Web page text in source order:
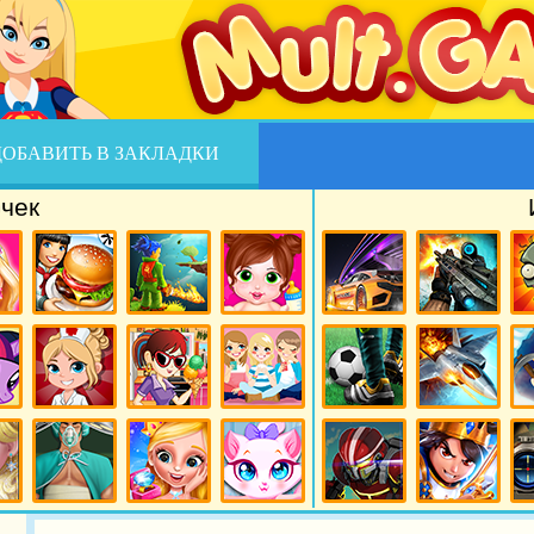
В ЗАКЛАДКИ
Игры
Готовим Еду
для девочек
Игры
Бродилки
Игры уход
за
малышами
Игры
больница
Игры кухня
Сары
Игры тесты
Игры
Игры
Игры кошки
Игры Гонки
Игры
Стрелялки
Игры
футбол
Игры
самолеты
Игры
Игры